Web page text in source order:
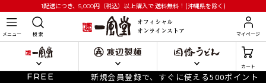
1配送につき、5,000円 （税込）以上購入で送料無料！(沖縄県を除く)
メニュー 検 索 マイページ
カート
FREE
新規会員登録で、すぐに使える500ポイント